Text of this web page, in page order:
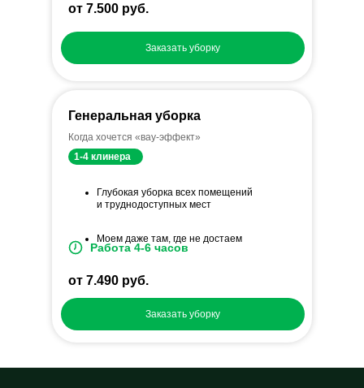
от 7.500 руб.
Заказать уборку
Глубокая уборка всех помещений
и труднодоступных мест
Моем даже там, где не достаем
Когда хочется «вау-эффект»
от 7.490 руб.
Генеральная уборка
Работа 4-6 часов
1-4 клинера
Заказать уборку